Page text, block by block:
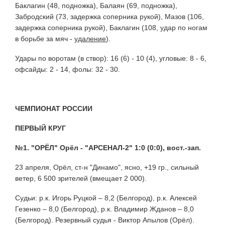
Баклагин (48, подножка), Балаян (69, подножка),
Забродский (73, задержка соперника рукой), Мазов (106,
задержка соперника рукой), Баклагин (108, удар по ногам
в борьбе за мяч - удаление).
Удары по воротам (в створ): 16 (6) - 10 (4), угловые: 8 - 6,
офсайды: 2 - 14, фолы: 32 - 30.
ЧЕМПИОНАТ РОССИИ
ПЕРВЫЙ КРУГ
№1. "ОРЁЛ" Орёл - "АРСЕНАЛ-2" 1:0 (0:0), вост.-зап.
23 апреля, Орёл, ст-н "Динамо", ясно, +19 гр., сильный
ветер, 6 500 зрителей (вмещает 2 000).
Судьи: р.к. Игорь Руцкой – 8,2 (Белгород), р.к. Алексей
Гезенко – 8,0 (Белгород), р.к. Владимир Жданов – 8,0
(Белгород). Резервный судья - Виктор Апылов (Орёл).